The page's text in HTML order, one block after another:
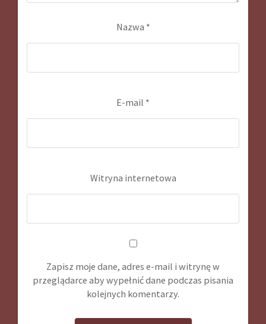
Nazwa *
E-mail *
Witryna internetowa
Zapisz moje dane, adres e-mail i witrynę w
przeglądarce aby wypełnić dane podczas pisania
kolejnych komentarzy.